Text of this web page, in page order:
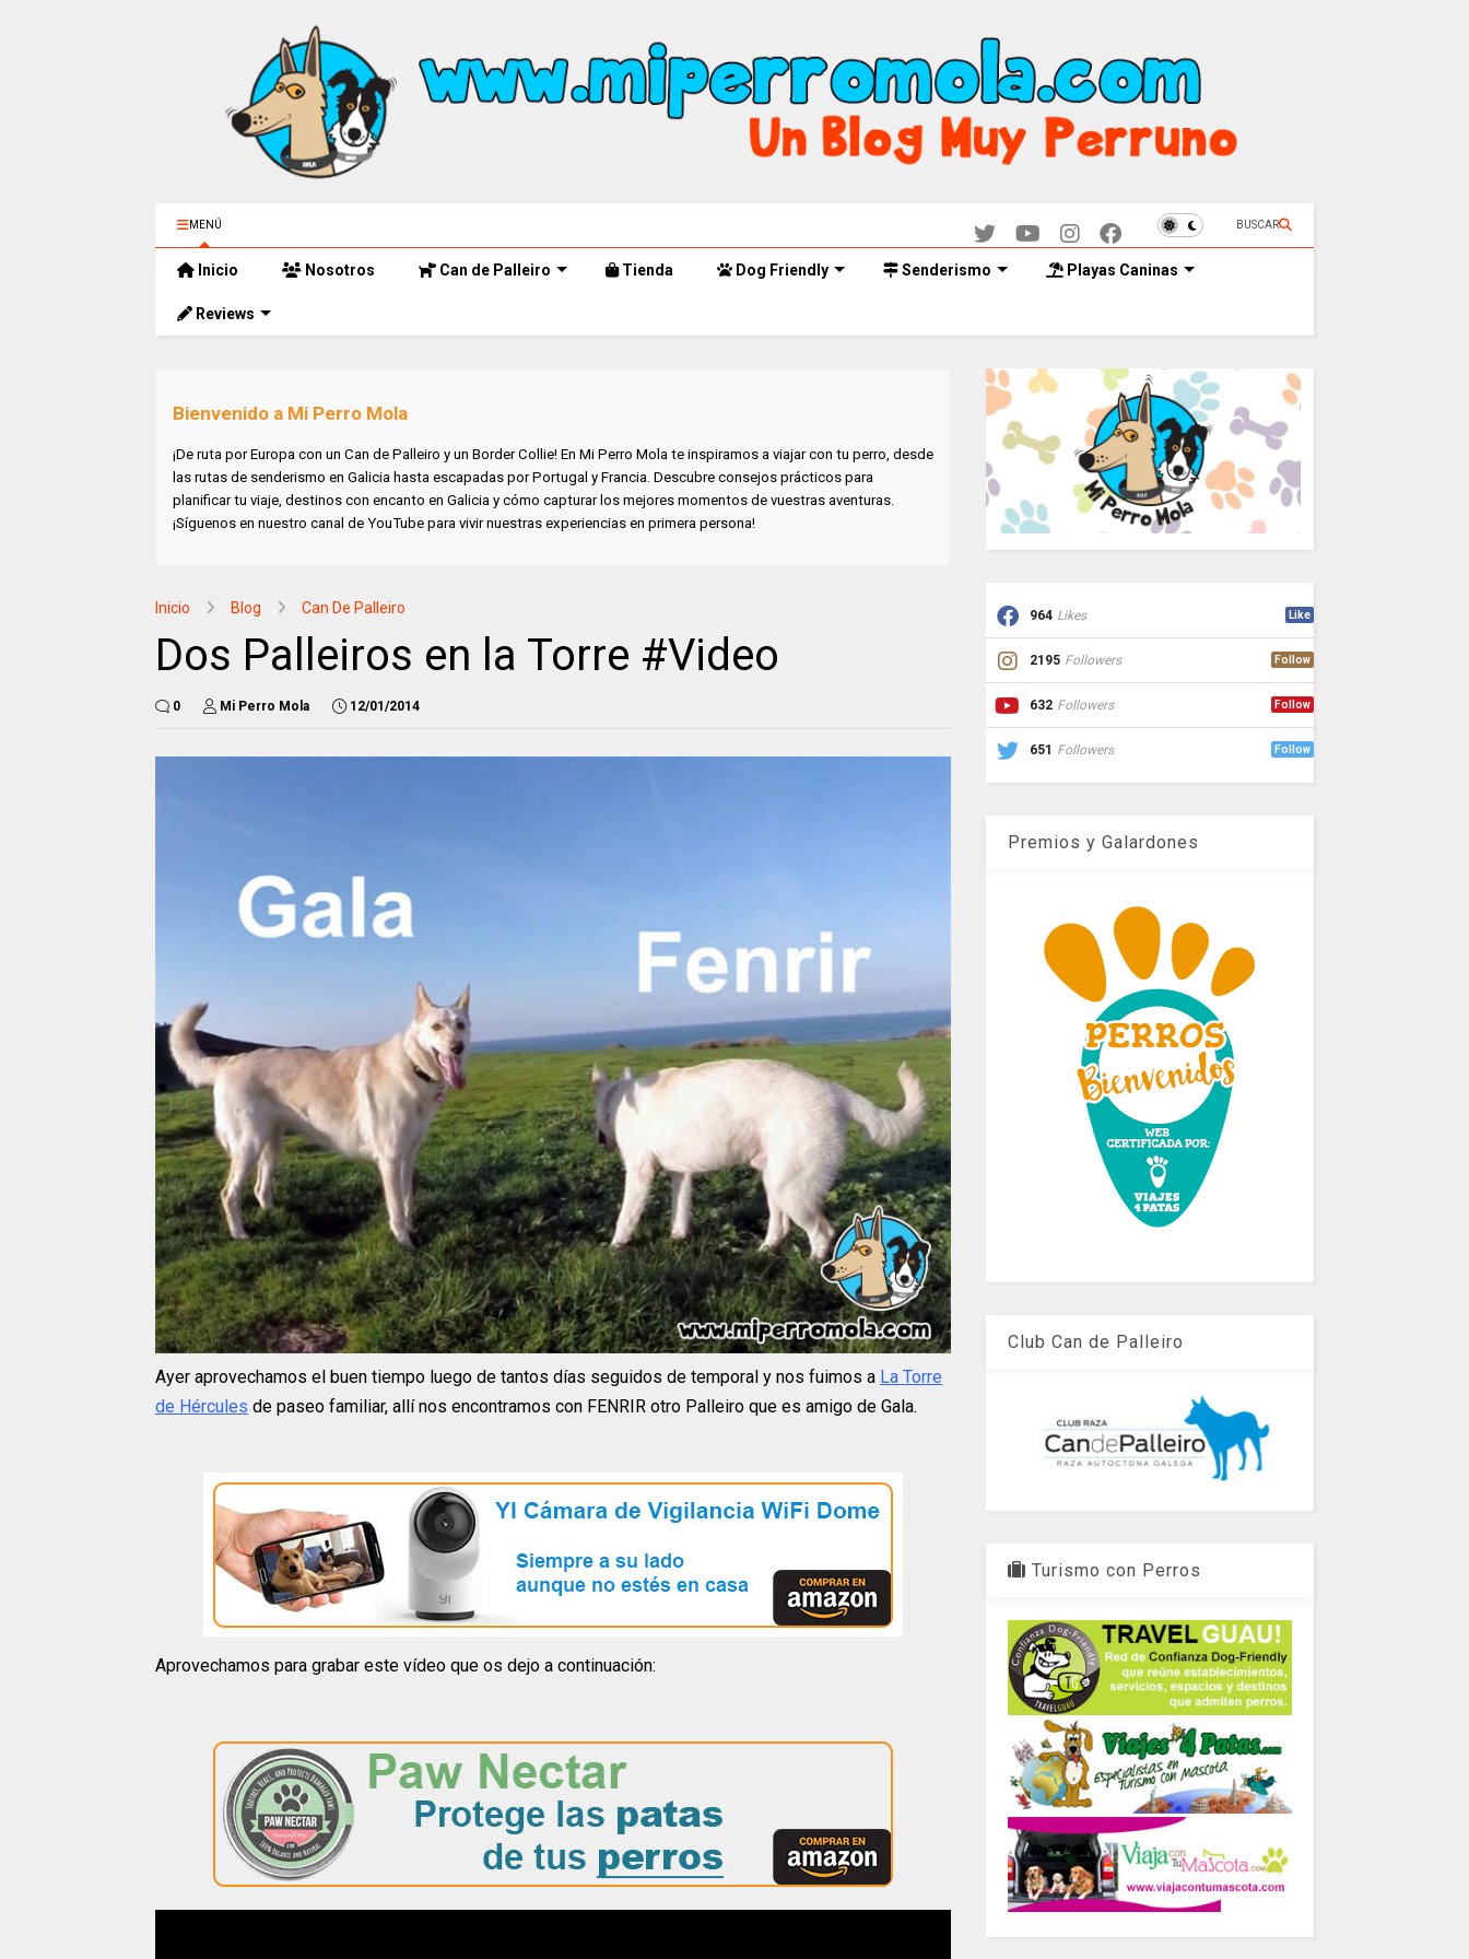
MENÚ BUSCAR
Inicio Nosotros Can de Palleiro Tienda Dog Friendly Senderismo Playas Caninas
Reviews
Bienvenido a Mi Perro Mola
¡De ruta por Europa con un Can de Palleiro y un Border Collie! En Mi Perro Mola te inspiramos a viajar con tu perro, desde
las rutas de senderismo en Galicia hasta escapadas por Portugal y Francia. Descubre consejos prácticos para
planificar tu viaje, destinos con encanto en Galicia y cómo capturar los mejores momentos de vuestras aventuras.
¡Síguenos en nuestro canal de YouTube para vivir nuestras experiencias en primera persona!
Inicio Blog Can De Palleiro
Dos Palleiros en la Torre #Video
0 Mi Perro Mola 12/01/2014
Ayer aprovechamos el buen tiempo luego de tantos días seguidos de temporal y nos fuimos a La Torre
de Hércules de paseo familiar, allí nos encontramos con FENRIR otro Palleiro que es amigo de Gala.
Aprovechamos para grabar este vídeo que os dejo a continuación:
964 Likes Like
2195 Followers Follow
632 Followers Follow
651 Followers Follow
Premios y Galardones
Club Can de Palleiro
Turismo con Perros